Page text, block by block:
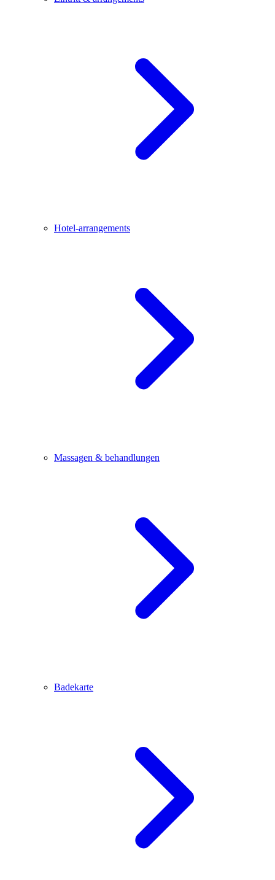
Hotel-arrangements
Massagen & behandlungen
Badekarte